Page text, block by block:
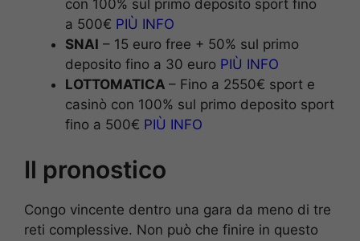
con 100% sul primo deposito sport fino
a 500€ PIÙ INFO
SNAI – 15 euro free + 50% sul primo
deposito fino a 30 euro PIÙ INFO
LOTTOMATICA – Fino a 2550€ sport e
casinò con 100% sul primo deposito sport
fino a 500€ PIÙ INFO
Il pronostico
Congo vincente dentro una gara da meno di tre
reti complessive. Non può che finire in questo